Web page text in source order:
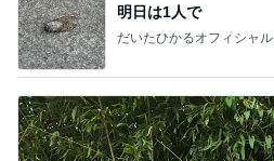
明日は1人で
だいたひかるオフィシャ